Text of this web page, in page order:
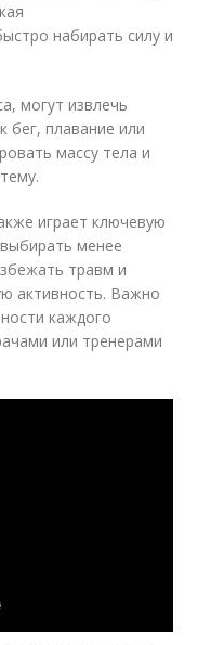
набирать силу и
могут извлечь
бег, плавание или
массу тела и
играет ключевую
менее
травм и
активность. Важно
каждого
или тренерами